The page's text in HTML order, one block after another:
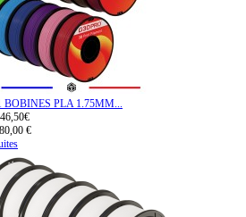
BOBINES PLA 1.75MM...
€